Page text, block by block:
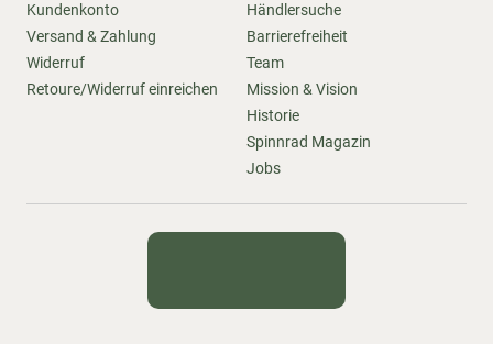
Kundenkonto
Versand & Zahlung
Widerruf
Retoure/Widerruf einreichen
Händlersuche
Barrierefreiheit
Team
Mission & Vision
Historie
Spinnrad Magazin
Jobs